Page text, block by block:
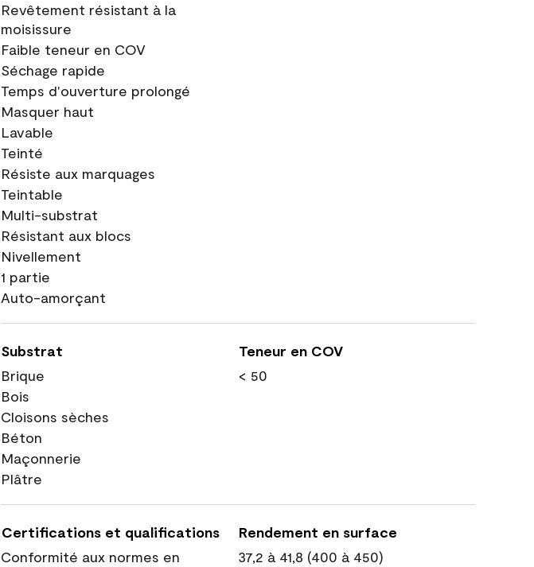
Revêtement résistant à la
moisissure
Faible teneur en COV
Séchage rapide
Temps d'ouverture prolongé
Masquer haut
Lavable
Teinté
Résiste aux marquages
Teintable
Multi-substrat
Résistant aux blocs
Nivellement
1 partie
Auto-amorçant
Substrat
Brique
Bois
Cloisons sèches
Béton
Maçonnerie
Plâtre
Teneur en COV
< 50
Certifications et qualifications
Conformité aux normes en
Rendement en surface
37,2 à 41,8 (400 à 450)